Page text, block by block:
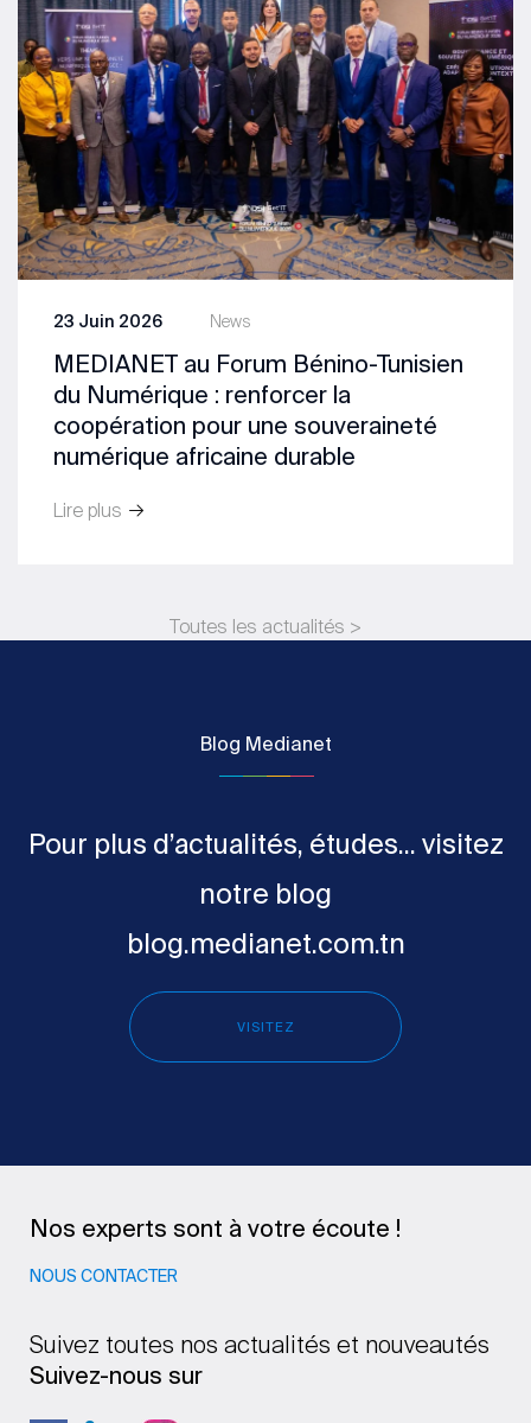
News
23 Juin 2026
MEDIANET au Forum Bénino-Tunisien
du Numérique : renforcer la
coopération pour une souveraineté
numérique africaine durable
Lire plus
Toutes les actualités >
Blog Medianet
Pour plus d’actualités, études... visitez
notre blog
blog.medianet.com.tn
VISITEZ
Nos experts sont à votre écoute !
NOUS CONTACTER
Suivez toutes nos actualités et nouveautés
Suivez-nous sur